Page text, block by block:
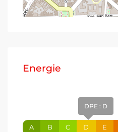
Energie
A B C
DPE : D
D E